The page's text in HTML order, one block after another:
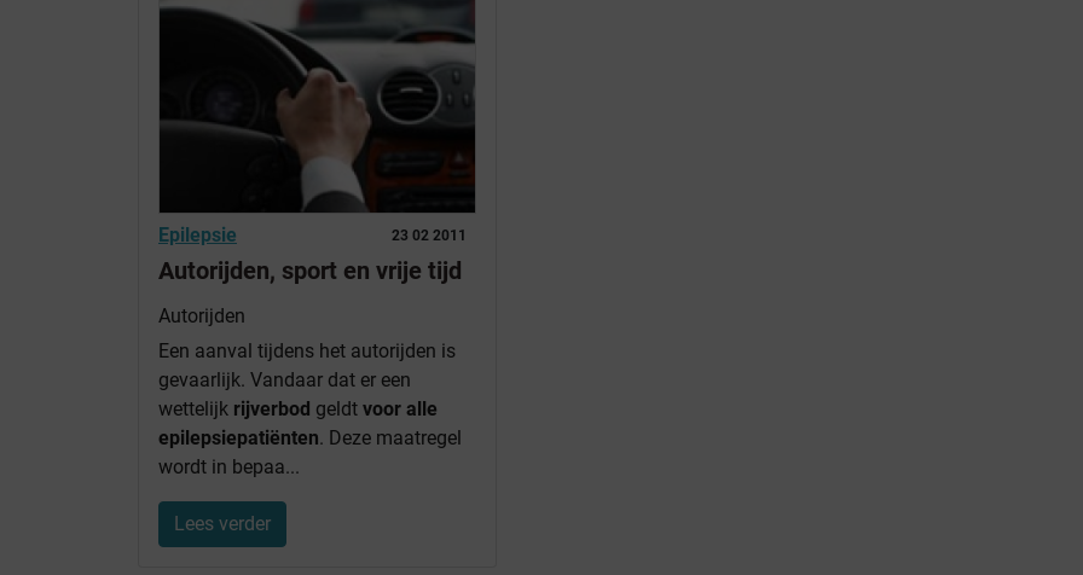
23 02 2011
Epilepsie
Autorijden, sport en vrije tijd
Autorijden
Een aanval tijdens het autorijden is
gevaarlijk. Vandaar dat er een
wettelijk rijverbod geldt voor alle
epilepsiepatiënten. Deze maatregel
wordt in bepaa...
Lees verder